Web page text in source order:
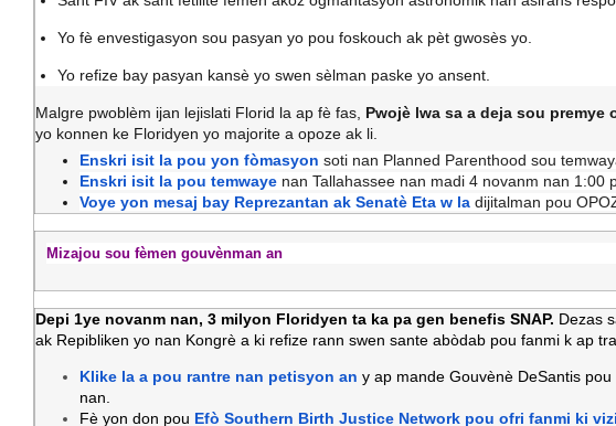
Yo fè envestigasyon sou pasyan yo pou foskouch ak pèt gwosès yo.
Yo refize bay pasyan kansè yo swen sèlman paske yo ansent.
Malgre pwoblèm ijan lejislati Florid la ap fè fas, Pwojè lwa sa a deja sou premye
yo konnen ke Floridyen yo majorite a opoze ak li.
Enskri isit la pou yon fòmasyon soti nan Planned Parenthood sou
Enskri isit la pou temwaye nan Tallahassee nan madi 4 novanm nan 1:00
Voye yon mesaj bay Reprezantan ak Senatè Eta w la dijitalman pou
Mizajou sou fèmen gouvènman an
Depi 1ye novanm nan, 3 milyon Floridyen ta ka pa gen benefis SNAP. Dezas
ak Repibliken yo nan Kongrè a ki refize rann swen sante abòdab pou fanmi k ap
Klike la a pou rantre nan petisyon an y ap mande Gouvènè DeSantis
nan.
Fè yon don pou Efò Southern Birth Justice Network pou ofri fanmi ki